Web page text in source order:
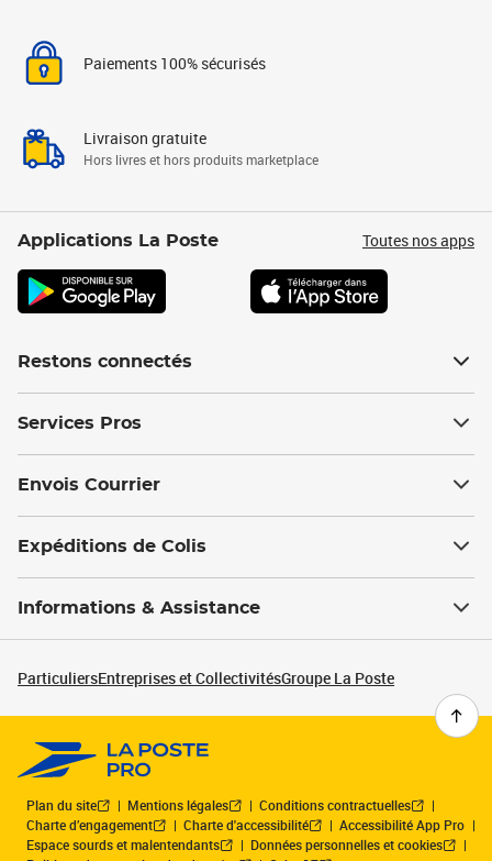
Paiements 100% sécurisés
Livraison gratuite
Hors livres et hors produits marketplace
Applications La Poste Toutes nos apps
Restons connectés
Services Pros
Envois Courrier
Expéditions de Colis
Informations & Assistance
ParticuliersEntreprises et CollectivitésGroupe La Poste
Plan du site Mentions légales
Conditions contractuelles
Charte d’engagement
Charte d'accessibilité
Accessibilité App Pro
Espace sourds et malentendants
Données personnelles et cookies